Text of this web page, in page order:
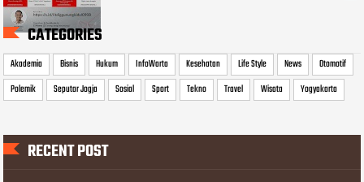
CATEGORIES
Akademia Bisnis Hukum InfoWarta Kesehatan Life Style News
Otomotif
Polemik
Seputar Jogja Sosial Sport Tekno Travel Wisata Yogyakarta
RECENT POST